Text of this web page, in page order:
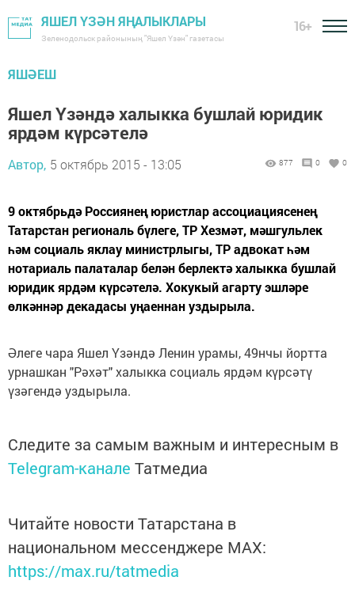
ЯШЕЛ ҮЗӘН ЯҢАЛЫКЛАРЫ
Зеленодольск районының "Яшел Үзән" газетасы
16+
ЯШӘЕШ
Яшел Үзәндә халыкка бушлай юридик
ярдәм күрсәтелә
Автор, 5 октябрь 2015 - 13:05 877 0 0
9 октябрьдә Россиянең юристлар ассоциациясенең
Татарстан региональ бүлеге, ТР Хезмәт, мәшгульлек
һәм социаль яклау министрлыгы, ТР адвокат һәм
нотариаль палаталар белән берлектә халыкка бушлай
юридик ярдәм күрсәтелә. Хокукый агарту эшләре
өлкәннәр декадасы уңаеннан уздырыла.
Әлеге чара Яшел Үзәндә Ленин урамы, 49нчы йортта
урнашкан "Рәхәт" халыкка социаль ярдәм күрсәтү
үзәгендә уздырыла.
Следите за самым важным и интересным в
Telegram-канале Татмедиа
Читайте новости Татарстана в
национальном мессенджере MАХ:
https://max.ru/tatmedia